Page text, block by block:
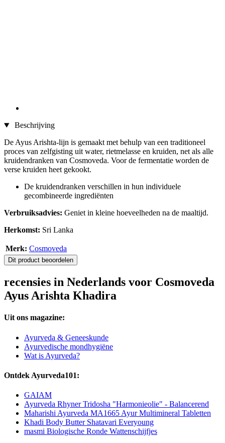
Beschrijving
De Ayus Arishta-lijn is gemaakt met behulp van een traditioneel
proces van zelfgisting uit water, rietmelasse en kruiden, net als alle
kruidendranken van Cosmoveda. Voor de fermentatie worden de
verse kruiden heet gekookt.
De kruidendranken verschillen in hun individuele
gecombineerde ingrediënten
Verbruiksadvies: Geniet in kleine hoeveelheden na de maaltijd.
Herkomst: Sri Lanka
Merk: Cosmoveda
Dit product beoordelen
recensies in Nederlands voor Cosmoveda
Ayus Arishta Khadira
Uit ons magazine:
Ayurveda & Geneeskunde
Ayurvedische mondhygiëne
Wat is Ayurveda?
Ontdek Ayurveda101:
GAIAM
Ayurveda Rhyner Tridosha "Harmonieolie" - Balancerend
Maharishi Ayurveda MA1665 Ayur Multimineral Tabletten
Khadi Body Butter Shatavari Everyoung
masmi Biologische Ronde Wattenschijfjes